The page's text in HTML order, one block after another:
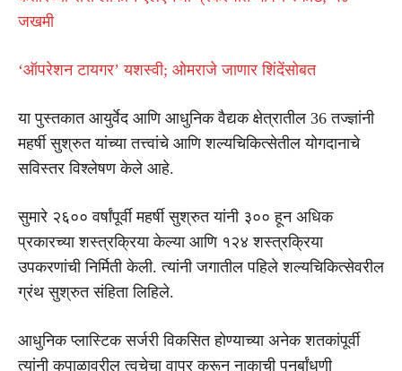
जखमी
‘ऑपरेशन टायगर’ यशस्वी; ओमराजे जाणार शिंदेंसोबत
या पुस्तकात आयुर्वेद आणि आधुनिक वैद्यक क्षेत्रातील 36 तज्ज्ञांनी
महर्षी सुश्रुत यांच्या तत्त्वांचे आणि शल्यचिकित्सेतील योगदानाचे
सविस्तर विश्लेषण केले आहे.
सुमारे २६०० वर्षांपूर्वी महर्षी सुश्रुत यांनी ३०० हून अधिक
प्रकारच्या शस्त्रक्रिया केल्या आणि १२४ शस्त्रक्रिया
उपकरणांची निर्मिती केली. त्यांनी जगातील पहिले शल्यचिकित्सेवरील
ग्रंथ सुश्रुत संहिता लिहिले.
आधुनिक प्लास्टिक सर्जरी विकसित होण्याच्या अनेक शतकांपूर्वी
त्यांनी कपाळावरील त्वचेचा वापर करून नाकाची पुनर्बांधणी